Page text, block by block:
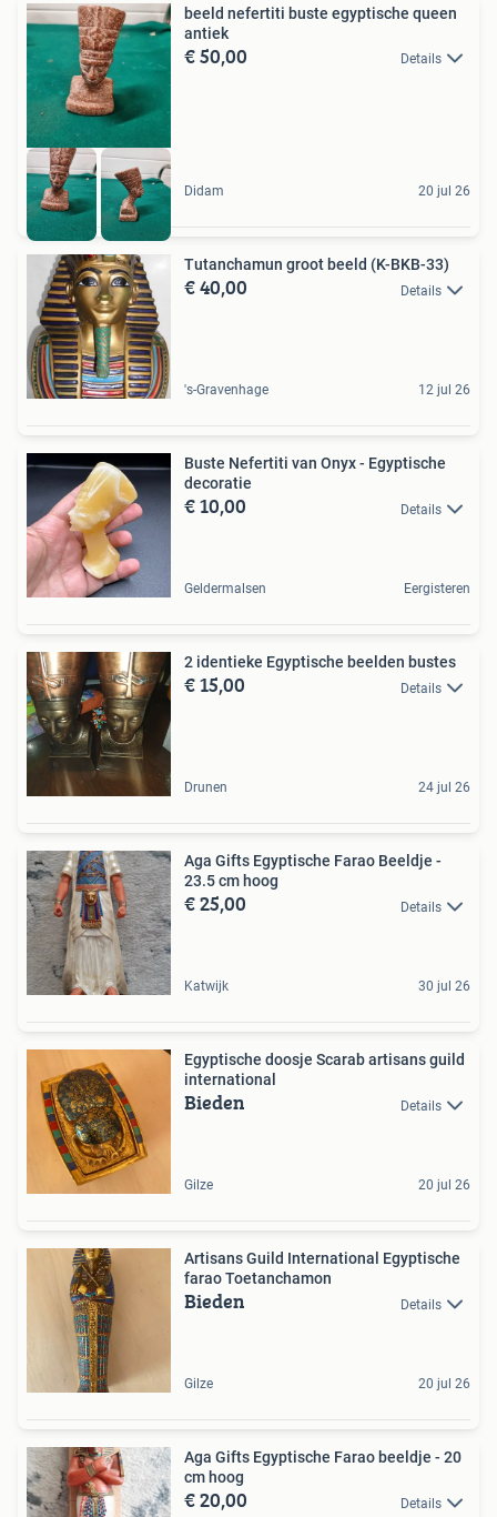
beeld nefertiti buste egyptische queen
antiek
€ 50,00 Details
Didam 20 jul 26
Tutanchamun groot beeld (K-BKB-33)
€ 40,00 Details
's-Gravenhage 12 jul 26
Buste Nefertiti van Onyx - Egyptische
decoratie
€ 10,00 Details
Geldermalsen Eergisteren
2 identieke Egyptische beelden bustes
€ 15,00 Details
Drunen 24 jul 26
Aga Gifts Egyptische Farao Beeldje -
23.5 cm hoog
€ 25,00 Details
Katwijk 30 jul 26
Egyptische doosje Scarab artisans guild
international
Bieden Details
Gilze 20 jul 26
Artisans Guild International Egyptische
farao Toetanchamon
Bieden Details
Gilze 20 jul 26
Aga Gifts Egyptische Farao beeldje - 20
cm hoog
€ 20,00 Details